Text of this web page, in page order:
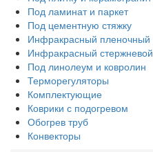
Под ламинат и паркет
Под цементную стяжку
Инфракрасный пленочный
Инфракрасный стержневой
Под линолеум и ковролин
Терморегуляторы
Комплектующие
Коврики с подогревом
Обогрев труб
Конвекторы